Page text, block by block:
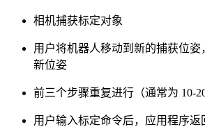
相机捕获标定对象
用户将机器人移动到新的捕获位姿
新位姿
前三个步骤重复进行（通常为 10-
用户输入标定命令后，应用程序